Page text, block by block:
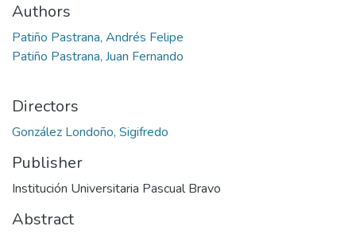
Authors
Patiño Pastrana, Andrés Felipe
Patiño Pastrana, Juan Fernando
Directors
González Londoño, Sigifredo
Publisher
Institución Universitaria Pascual Bravo
Abstract